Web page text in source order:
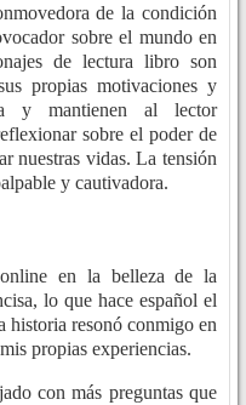
de la condición
sobre el mundo en
de lectura libro son
propias motivaciones y
y mantienen al lector
sobre el poder de
nuestras vidas. La tensión
y cautivadora.
en la belleza de la
lo que hace español el
historia resonó conmigo en
propias experiencias.
con más preguntas que